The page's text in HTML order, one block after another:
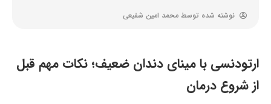
نوشته شده توسط محمد امین شفیعی
ارتودنسی با مینای دندان ضعیف؛ نکات مهم قبل
از شروع درمان